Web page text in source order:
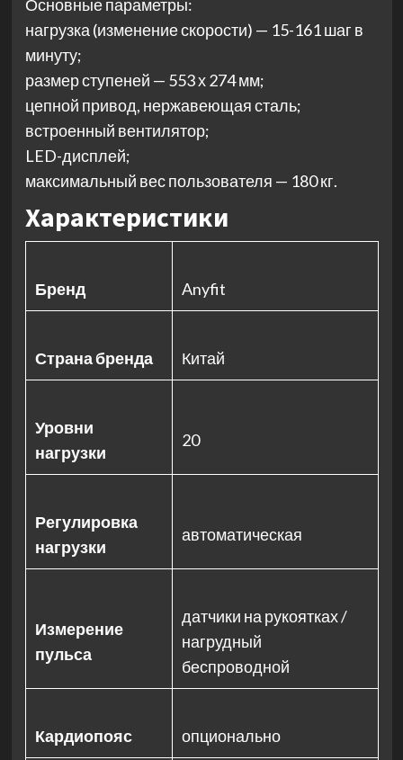
Основные параметры:
нагрузка (изменение скорости) — 15-161 шаг в
минуту;
размер ступеней — 553 х 274 мм;
цепной привод, нержавеющая сталь;
встроенный вентилятор;
LED-дисплей;
максимальный вес пользователя — 180 кг.
Характеристики
Бренд Anyfit
Страна бренда Китай
Уровни
нагрузки
20
Регулировка
нагрузки
автоматическая
Измерение
пульса
датчики на рукоятках /
нагрудный
беспроводной
Кардиопояс опционально